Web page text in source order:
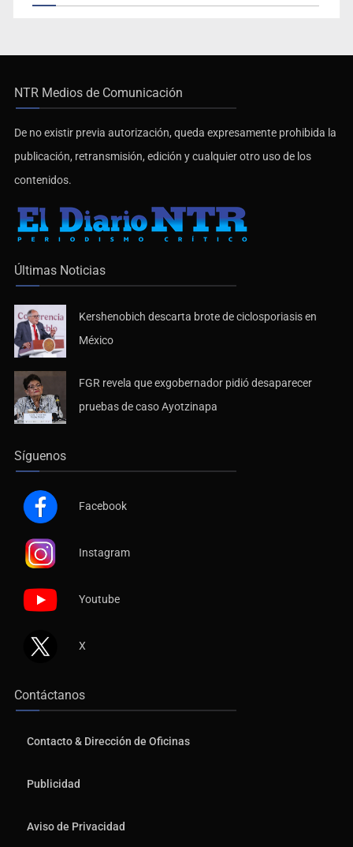
NTR Medios de Comunicación
De no existir previa autorización, queda expresamente prohibida la
publicación, retransmisión, edición y cualquier otro uso de los
contenidos.
Últimas Noticias
Kershenobich descarta brote de ciclosporiasis en
México
FGR revela que exgobernador pidió desaparecer
pruebas de caso Ayotzinapa
Síguenos
Facebook
Instagram
Youtube
X
Contáctanos
Contacto & Dirección de Oficinas
Publicidad
Aviso de Privacidad